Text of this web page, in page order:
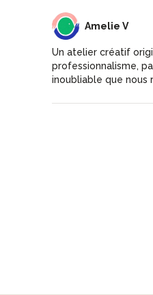
AV Amelie V
Un atelier créatif
professionnalisme,
inoubliable que nous